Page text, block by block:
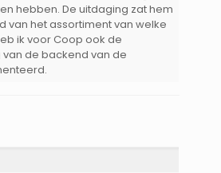
hebben. De uitdaging zat hem
van het assortiment van welke
ik voor Coop ook de
de backend van de